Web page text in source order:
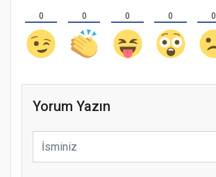
0 0 0 0 0
Yorum Yazın